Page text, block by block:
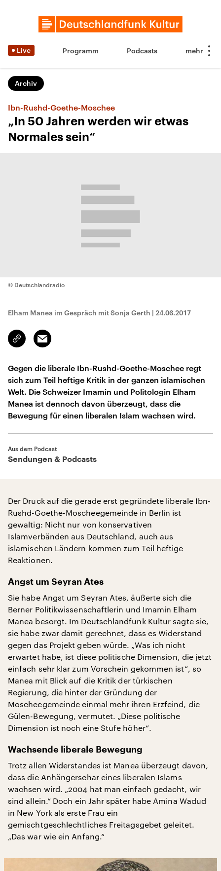
Live Programm Podcasts
Archiv
Ibn-Rushd-Goethe-Moschee
„In 50 Jahren werden wir etwas
Normales sein“
© Deutschlandradio
Elham Manea im Gespräch mit Sonja Gerth | 24.06.2017
Link
kopieren/teilen
Email
Gegen die liberale Ibn-Rushd-Goethe-Moschee regt
sich zum Teil heftige Kritik in der ganzen islamischen
Welt. Die Schweizer Imamin und Politologin Elham
Manea ist dennoch davon überzeugt, dass die
Bewegung für einen liberalen Islam wachsen wird.
Aus dem Podcast
Sendungen & Podcasts
Der Druck auf die gerade erst gegründete liberale Ibn-
Rushd-Goethe-Moscheegemeinde in Berlin ist
gewaltig: Nicht nur von konservativen
Islamverbänden aus Deutschland, auch aus
islamischen Ländern kommen zum Teil heftige
Reaktionen.
Angst um Seyran Ates
Sie habe Angst um Seyran Ates, äußerte sich die
Berner Politikwissenschaftlerin und Imamin Elham
Manea besorgt. Im Deutschlandfunk Kultur sagte sie,
sie habe zwar damit gerechnet, dass es Widerstand
gegen das Projekt geben würde. „Was ich nicht
erwartet habe, ist diese politische Dimension, die jetzt
einfach sehr klar zum Vorschein gekommen ist“, so
Manea mit Blick auf die Kritik der türkischen
Regierung, die hinter der Gründung der
Moscheegemeinde einmal mehr ihren Erzfeind, die
Gülen-Bewegung, vermutet. „Diese politische
Dimension ist noch eine Stufe höher“.
Wachsende liberale Bewegung
Trotz allen Widerstandes ist Manea überzeugt davon,
dass die Anhängerschar eines liberalen Islams
wachsen wird. „2004 hat man einfach gedacht, wir
sind allein.“ Doch ein Jahr später habe Amina Wadud
in New York als erste Frau ein
gemischtgeschlechtliches Freitagsgebet geleitet.
„Das war wie ein Anfang.“